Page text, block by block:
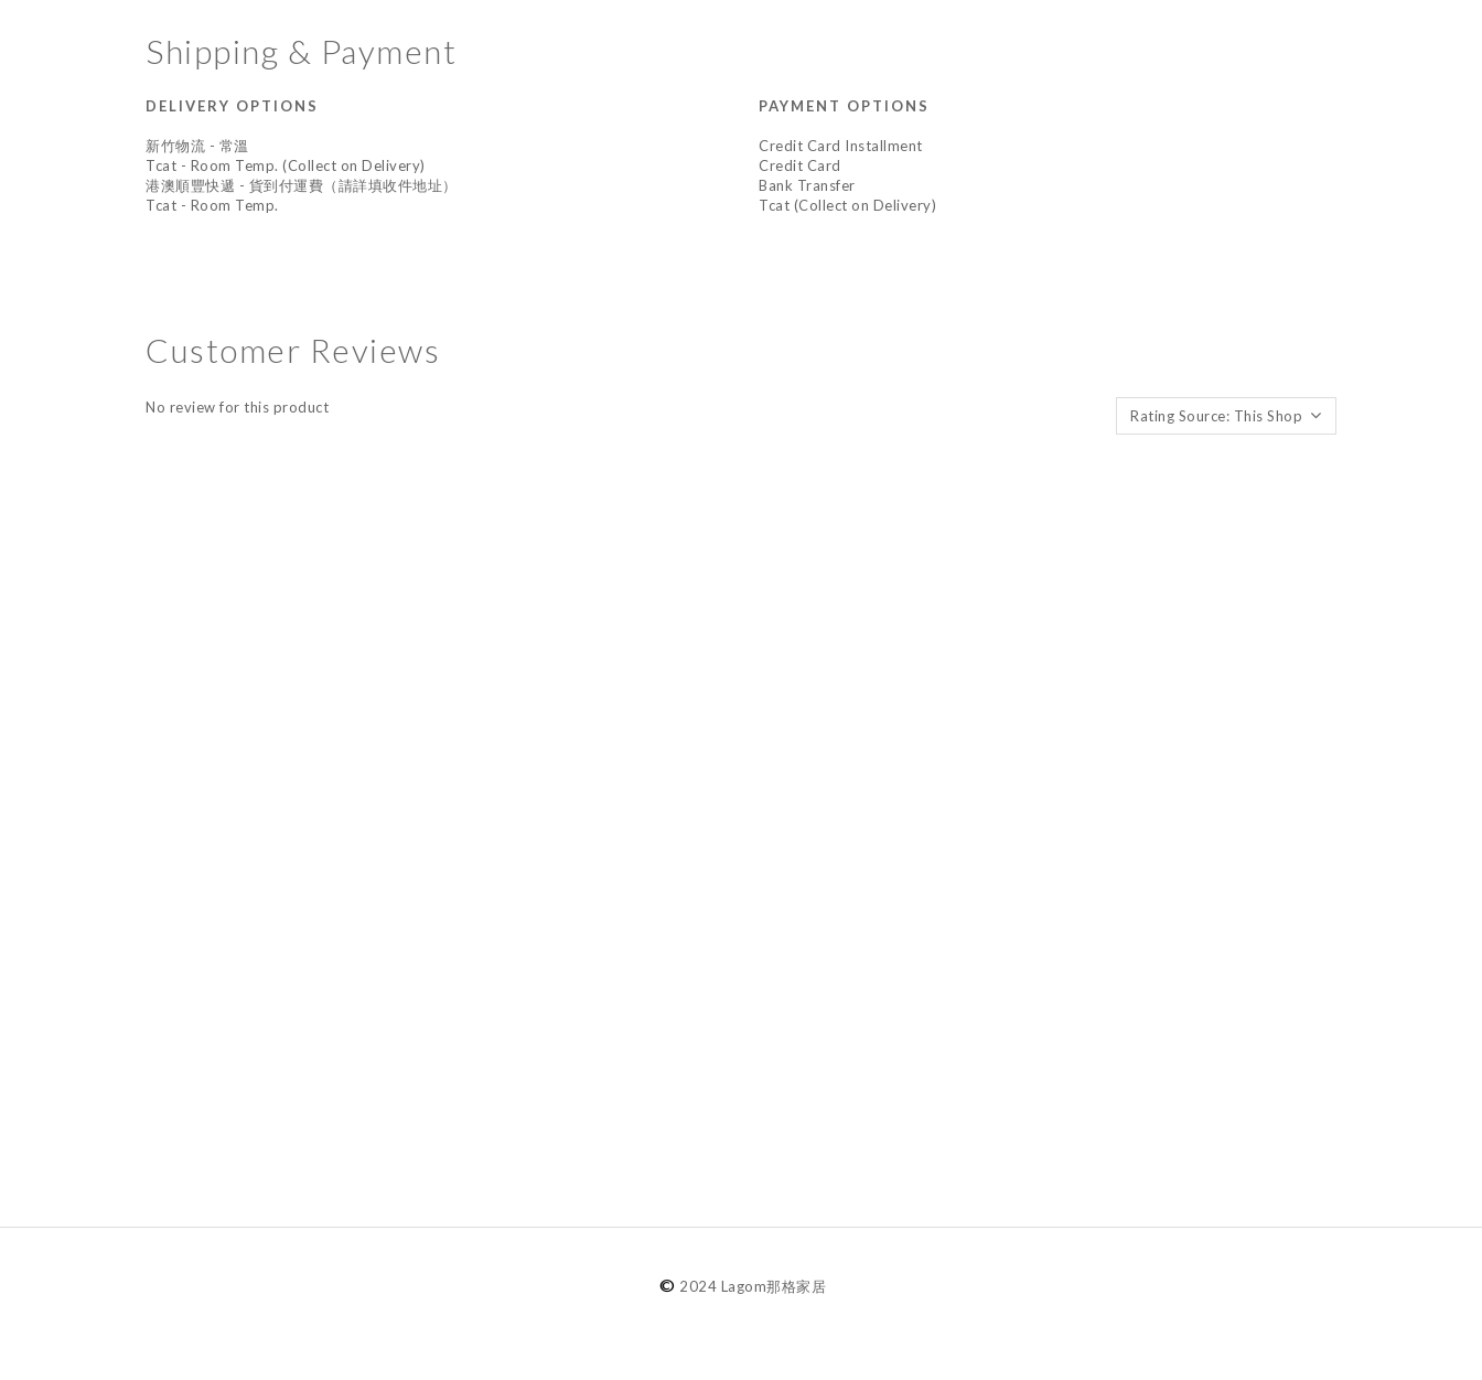
Shipping & Payment
DELIVERY OPTIONS
新竹物流 - 常溫
Tcat - Room Temp. (Collect on Delivery)
港澳順豐快遞 - 貨到付運費（請詳填收件地址）
Tcat - Room Temp.
PAYMENT OPTIONS
Credit Card Installment
Credit Card
Bank Transfer
Tcat (Collect on Delivery)
Customer Reviews
No review for this product
© 2024 Lagom那格家居